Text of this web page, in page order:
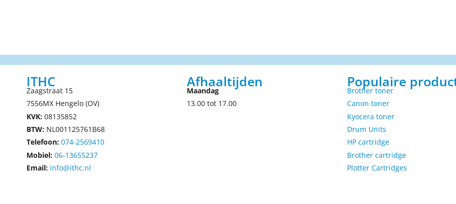
ITHC
Zaagstraat 15
7556MX Hengelo (OV)
KVK: 08135852
BTW: NL001125761B68
Telefoon: 074-2569410
Mobiel: 06-13655237
Email: info@ithc.nl
Afhaaltijden
Maandag
13.00 tot 17.00
Populaire
Brother toner
Canon toner
Kyocera toner
Drum Units
HP cartridge
Brother cartridge
Plotter Cartridges